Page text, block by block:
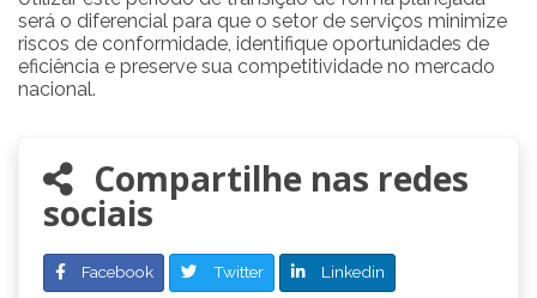
será o diferencial para que o setor de serviços minimize
riscos de conformidade, identifique oportunidades de
eficiência e preserve sua competitividade no mercado
nacional.
Compartilhe nas redes
sociais
Facebook Twitter Linkedin